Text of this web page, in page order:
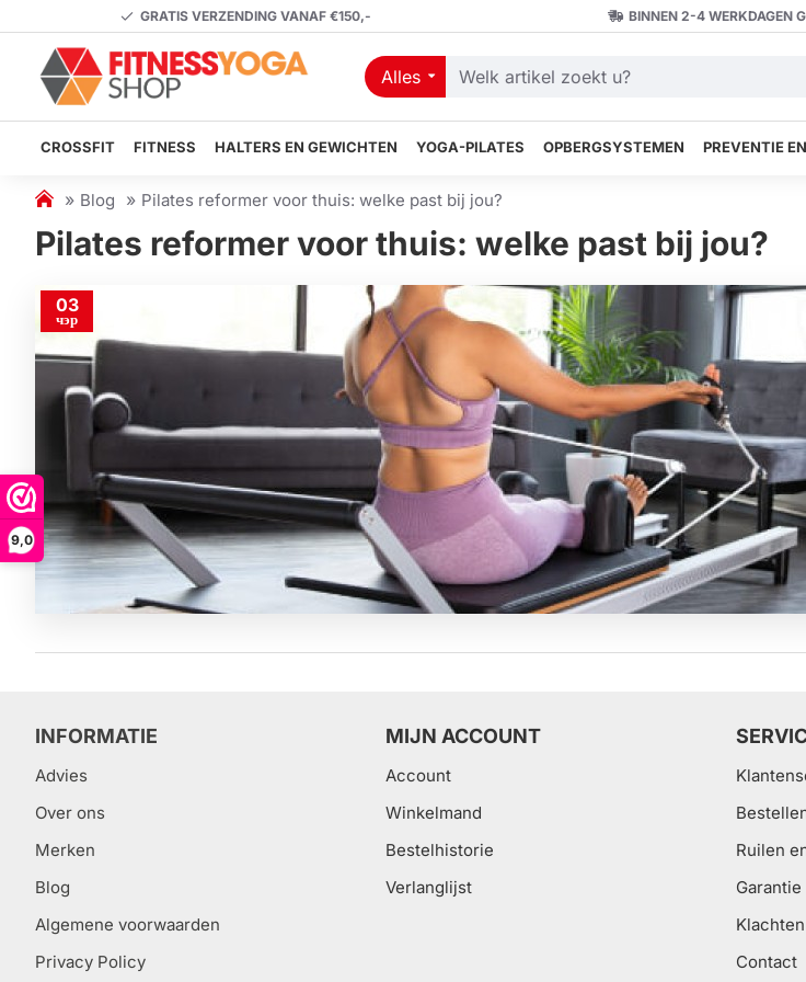
9,0
GRATIS VERZENDING VANAF €150,- BINNEN 2-4 WERKDAGEN
Alles
Welk
zoekt
CROSSFIT FITNESS HALTERS EN GEWICHTEN YOGA-PILATES OPBERGSYSTEMEN PREVENTIE
h
m
Blog Pilates reformer voor thuis: welke past bij jou?
Pilates reformer voor thuis: welke past bij jou?
03
чэр
INFORMATIE
Advies
Over ons
Merken
Blog
Algemene voorwaarden
Privacy Policy
MIJN ACCOUNT
Account
Winkelmand
Bestelhistorie
Verlanglijst
Ruilen
Garantie
Contact